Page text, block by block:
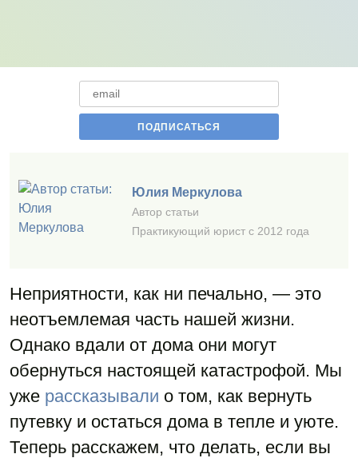
Юлия Меркулова
Автор статьи
Практикующий юрист с 2012 года
Неприятности, как ни печально, — это
неотъемлемая часть нашей жизни.
Однако вдали от дома они могут
обернуться настоящей катастрофой. Мы
уже рассказывали о том, как вернуть
путевку и остаться дома в тепле и уюте.
Теперь расскажем, что делать, если вы